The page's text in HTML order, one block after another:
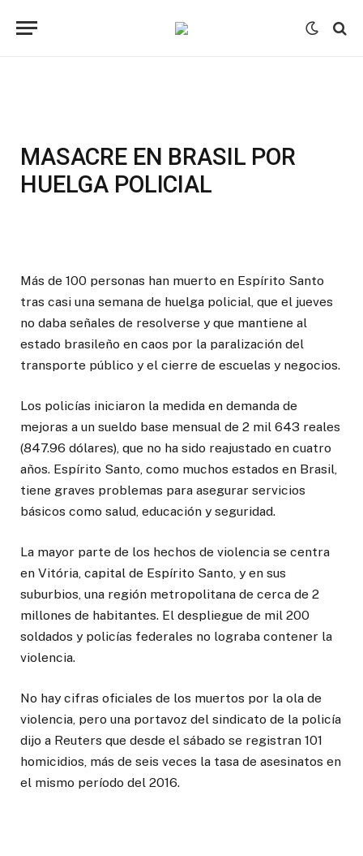
MASACRE EN BRASIL POR
HUELGA POLICIAL
Más de 100 personas han muerto en Espírito Santo
tras casi una semana de huelga policial, que el jueves
no daba señales de resolverse y que mantiene al
estado brasileño en caos por la paralización del
transporte público y el cierre de escuelas y negocios.
Los policías iniciaron la medida en demanda de
mejoras a un sueldo base mensual de 2 mil 643 reales
(847.96 dólares), que no ha sido reajustado en cuatro
años. Espírito Santo, como muchos estados en Brasil,
tiene graves problemas para asegurar servicios
básicos como salud, educación y seguridad.
La mayor parte de los hechos de violencia se centra
en Vitória, capital de Espírito Santo, y en sus
suburbios, una región metropolitana de cerca de 2
millones de habitantes. El despliegue de mil 200
soldados y policías federales no lograba contener la
violencia.
No hay cifras oficiales de los muertos por la ola de
violencia, pero una portavoz del sindicato de la policía
dijo a Reuters que desde el sábado se registran 101
homicidios, más de seis veces la tasa de asesinatos en
el mismo período del 2016.